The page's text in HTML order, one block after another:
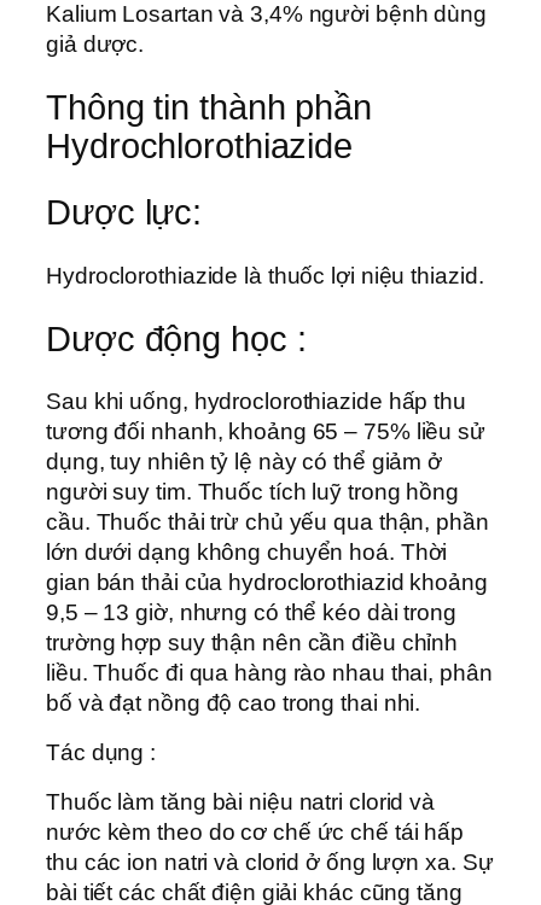
Kalium Losartan và 3,4% người bệnh dùng
giả dược.
Thông tin thành phần
Hydrochlorothiazide
Dược lực:
Hydroclorothiazide là thuốc lợi niệu thiazid.
Dược động học :
Sau khi uống, hydroclorothiazide hấp thu
tương đối nhanh, khoảng 65 – 75% liều sử
dụng, tuy nhiên tỷ lệ này có thể giảm ở
người suy tim. Thuốc tích luỹ trong hồng
cầu. Thuốc thải trừ chủ yếu qua thận, phần
lớn dưới dạng không chuyển hoá. Thời
gian bán thải của hydroclorothiazid khoảng
9,5 – 13 giờ, nhưng có thể kéo dài trong
trường hợp suy thận nên cần điều chỉnh
liều. Thuốc đi qua hàng rào nhau thai, phân
bố và đạt nồng độ cao trong thai nhi.
Tác dụng :
Thuốc làm tăng bài niệu natri clorid và
nước kèm theo do cơ chế ức chế tái hấp
thu các ion natri và clorid ở ống lượn xa. Sự
bài tiết các chất điện giải khác cũng tăng